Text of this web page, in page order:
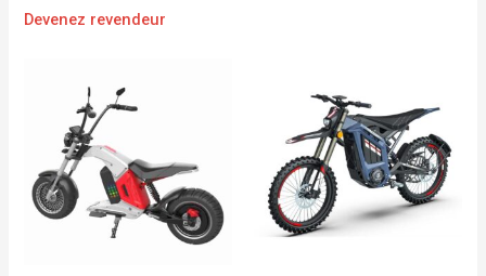
Devenez revendeur